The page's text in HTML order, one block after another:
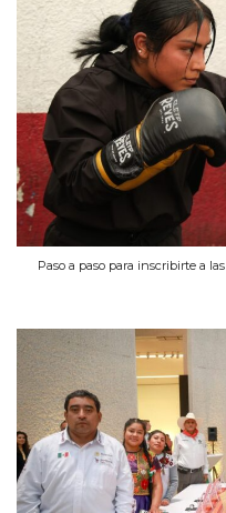
Paso a paso para inscribirte a